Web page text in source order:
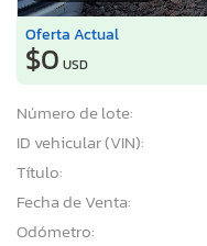
Oferta Actual
$0 USD
Número de lote:
ID vehicular (VIN):
Título:
Fecha de Venta:
Odómetro: